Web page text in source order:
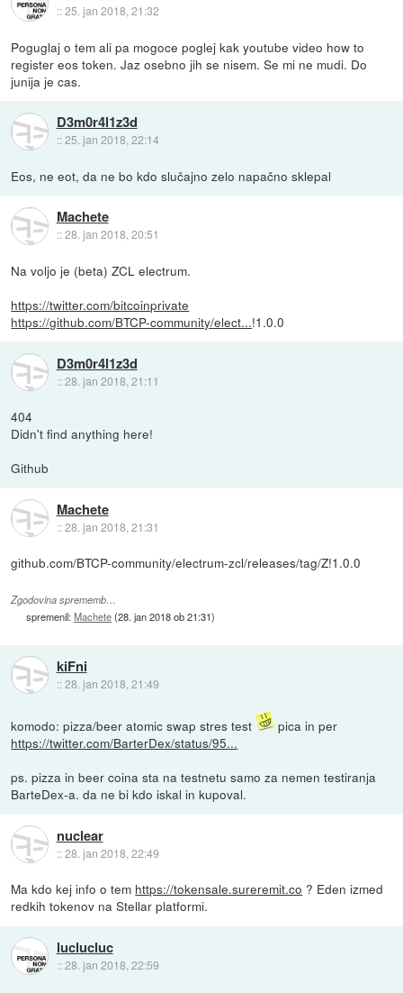
::25. jan 2018, 21:32
Poguglaj o tem ali pa mogoce poglej kak youtube video how to
register eos token. Jaz osebno jih se nisem. Se mi ne mudi. Do
junija je cas.
D3m0r4l1z3d
::25. jan 2018, 22:14
Eos, ne eot, da ne bo kdo slučajno zelo napačno sklepal
Machete
::28. jan 2018, 20:51
Na voljo je (beta) ZCL electrum.
https://twitter.com/bitcoinprivate
https://github.com/BTCP-community/elect...!1.0.0
D3m0r4l1z3d
::28. jan 2018, 21:11
404
Didn't find anything here!
Github
Machete
::28. jan 2018, 21:31
github.com/BTCP-community/electrum-zcl/releases/tag/Z!1.0.0
Zgodovina sprememb…
spremenil:Machete(28. jan 2018 ob 21:31)
kiFni
::28. jan 2018, 21:49
komodo: pizza/beer atomic swap stres test
pica in per
https://twitter.com/BarterDex/status/95...
ps. pizza in beer coina sta na testnetu samo za nemen testiranja
BarteDex-a. da ne bi kdo iskal in kupoval.
nuclear
::28. jan 2018, 22:49
Ma kdo kej info o tem https://tokensale.sureremit.co ? Eden izmed
redkih tokenov na Stellar platformi.
luclucluc
::28. jan 2018, 22:59